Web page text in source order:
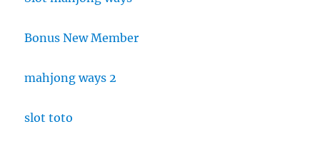
Bonus New Member
mahjong ways 2
slot toto